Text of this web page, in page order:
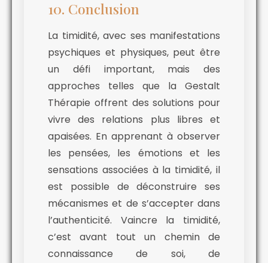
10. Conclusion
La timidité, avec ses manifestations
psychiques et physiques, peut être
un défi important, mais des
approches telles que la Gestalt
Thérapie offrent des solutions pour
vivre des relations plus libres et
apaisées. En apprenant à observer
les pensées, les émotions et les
sensations associées à la timidité, il
est possible de déconstruire ses
mécanismes et de s’accepter dans
l’authenticité. Vaincre la timidité,
c’est avant tout un chemin de
connaissance de soi, de